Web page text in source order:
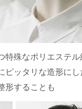
特殊なポリエステ
ピッタリな造形に
形することも